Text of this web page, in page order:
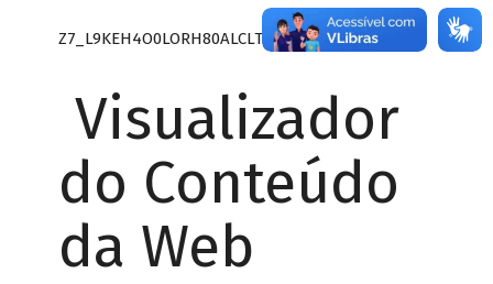
Z7_L9KEH4O0LORH80ALCLTPF80S27
Visualizador
do Conteúdo
da Web